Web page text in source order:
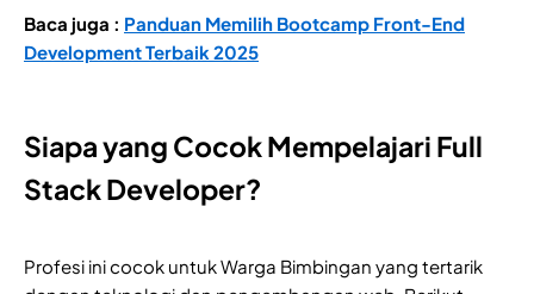
Baca juga : Panduan Memilih Bootcamp Front-End
Development Terbaik 2025
Siapa yang Cocok Mempelajari Full
Stack Developer?
Profesi ini cocok untuk Warga Bimbingan yang tertarik